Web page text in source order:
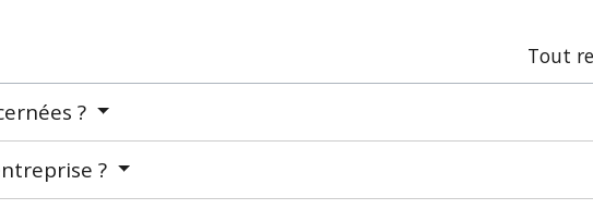
Tout
?
?